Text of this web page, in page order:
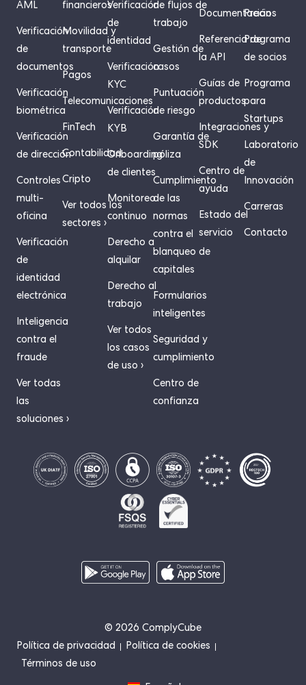
AML
Verificación
de
documentos
Verificación
biométrica
Verificación
de dirección
Controles
multi-
oficina
Verificación
de
identidad
electrónica
Inteligencia
contra el
fraude
Ver todas
las
soluciones ›
financieros
Movilidad y
transporte
Pagos
Telecomunicaciones
FinTech
Contabilidad
Cripto
Ver todos los
sectores ›
Verificación
de
identidad
Verificación
KYC
Verificación
KYB
Onboarding
de clientes
Monitoreo
continuo
Derecho a
alquilar
Derecho al
trabajo
Ver todos
los casos
de uso ›
de flujos de
trabajo
Gestión de
casos
Puntuación
de riesgo
Garantía de
póliza
Cumplimiento
de las
normas
contra el
blanqueo de
capitales
Formularios
inteligentes
Seguridad y
cumplimiento
Centro de
confianza
Documentación
Referencia de
la API
Guías de
productos
Integraciones y
SDK
Centro de
ayuda
Estado del
servicio
Precios
Programa
de socios
Programa
para
Startups
Laboratorio
de
Innovación
Carreras
Contacto
© 2026 ComplyCube
Política de privacidad
Política de cookies
Términos de uso